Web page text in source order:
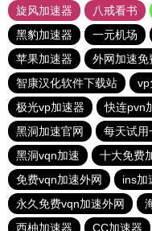
旋风加速器
八戒看书
黑豹加速器
一元机场
苹果加速器
外网加速免
智康汉化软件下载站
vp
极光vp加速器
快连pvn
黑洞加速官网
每天试用
黑洞vqn加速
十大免费
免费vqn加速外网
ins加
永久免费vqn加速外网
西柚加速器
CC加速器